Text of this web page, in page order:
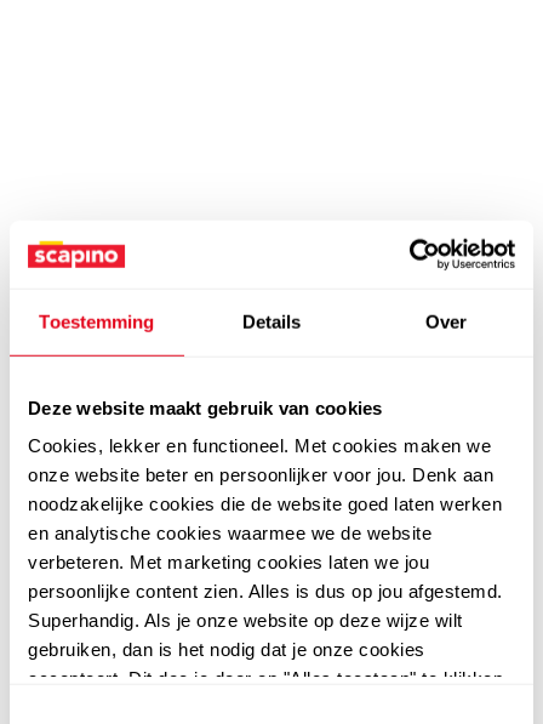
Toestemming Details Over
Deze website maakt gebruik van cookies
Cookies, lekker en functioneel. Met cookies maken we
onze website beter en persoonlijker voor jou. Denk aan
noodzakelijke cookies die de website goed laten werken
en analytische cookies waarmee we de website
verbeteren. Met marketing cookies laten we jou
persoonlijke content zien. Alles is dus op jou afgestemd.
Superhandig. Als je onze website op deze wijze wilt
gebruiken, dan is het nodig dat je onze cookies
accepteert. Dit doe je door op "Alles toestaan" te klikken.